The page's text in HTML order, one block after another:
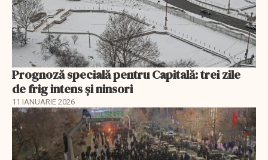
Prognoză specială pentru Capitală: trei zile
de frig intens și ninsori
11 IANUARIE 2026